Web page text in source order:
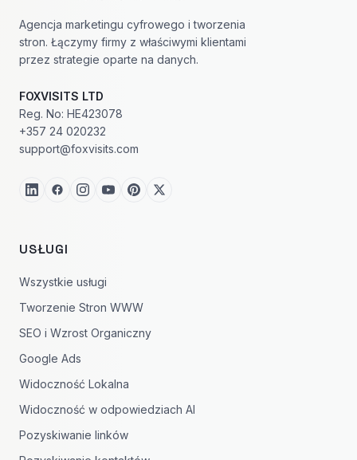
Agencja marketingu cyfrowego i tworzenia
stron. Łączymy firmy z właściwymi klientami
przez strategie oparte na danych.
FOXVISITS LTD
Reg. No: HE423078
+357 24 020232
support@foxvisits.com
USŁUGI
Wszystkie usługi
Tworzenie Stron WWW
SEO i Wzrost Organiczny
Google Ads
Widoczność Lokalna
Widoczność w odpowiedziach AI
Pozyskiwanie linków